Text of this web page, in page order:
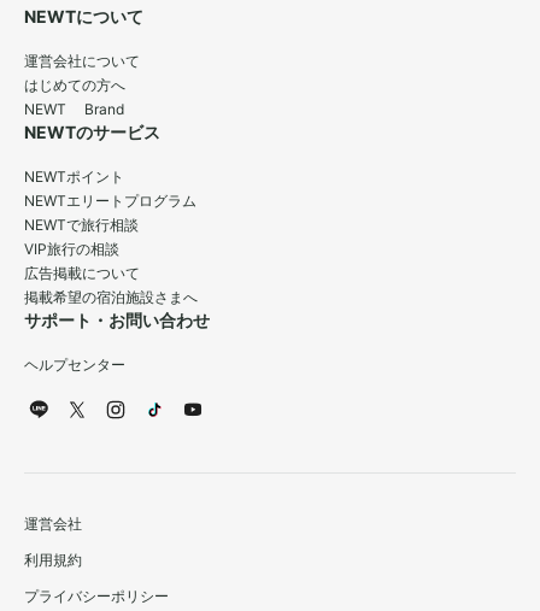
NEWTについて
運営会社について
はじめての方へ
NEWT Brand
NEWTのサービス
NEWTポイント
NEWTエリートプログラム
NEWTで旅行相談
VIP旅行の相談
広告掲載について
掲載希望の宿泊施設さまへ
サポート・お問い合わせ
ヘルプセンター
運営会社
利用規約
プライバシーポリシー